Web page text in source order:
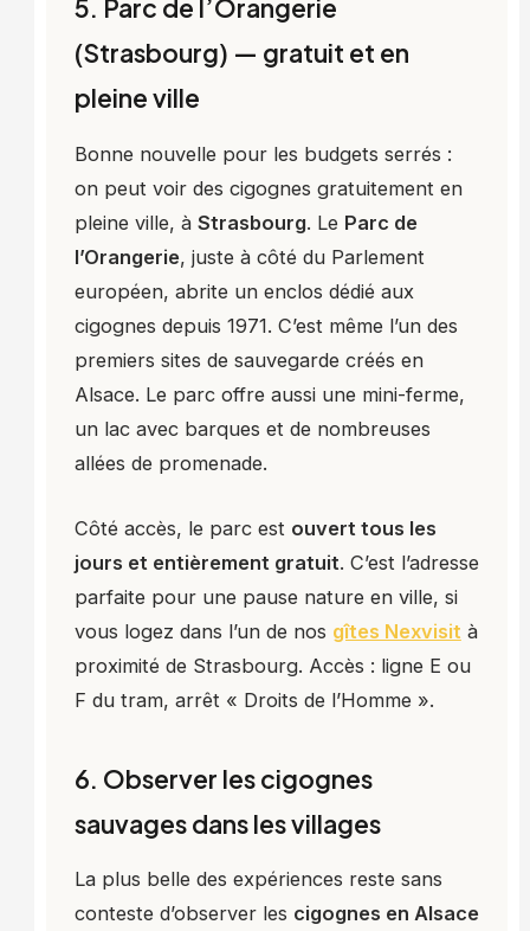
5. Parc de l’Orangerie
(Strasbourg) — gratuit et en
pleine ville
Bonne nouvelle pour les budgets serrés :
on peut voir des cigognes gratuitement en
pleine ville, à Strasbourg. Le Parc de
l’Orangerie, juste à côté du Parlement
européen, abrite un enclos dédié aux
cigognes depuis 1971. C’est même l’un des
premiers sites de sauvegarde créés en
Alsace. Le parc offre aussi une mini-ferme,
un lac avec barques et de nombreuses
allées de promenade.
Côté accès, le parc est ouvert tous les
jours et entièrement gratuit. C’est l’adresse
parfaite pour une pause nature en ville, si
vous logez dans l’un de nos gîtes Nexvisit à
proximité de Strasbourg. Accès : ligne E ou
F du tram, arrêt « Droits de l’Homme ».
6. Observer les cigognes
sauvages dans les villages
La plus belle des expériences reste sans
conteste d’observer les cigognes en Alsace